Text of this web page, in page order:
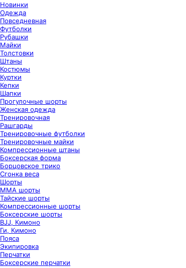
Новинки
Одежда
Повседневная
Футболки
Рубашки
Майки
Толстовки
Штаны
Костюмы
Куртки
Кепки
Шапки
Прогулочные шорты
Женская одежда
Тренировочная
Рашгарды
Тренировочные футболки
Тренировочные майки
Компрессионные штаны
Боксерская форма
Борцовское трико
Сгонка веса
Шорты
ММА шорты
Тайские шорты
Компрессионные шорты
Боксерские шорты
BJJ, Кимоно
Ги, Кимоно
Пояса
Экипировка
Перчатки
Боксерские перчатки